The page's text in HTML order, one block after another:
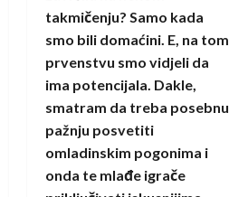
takmičenju? Samo kada
smo bili domaćini. E, na tom
prvenstvu smo vidjeli da
ima potencijala. Dakle,
smatram da treba posebnu
pažnju posvetiti
omladinskim pogonima i
onda te mlađe igrače